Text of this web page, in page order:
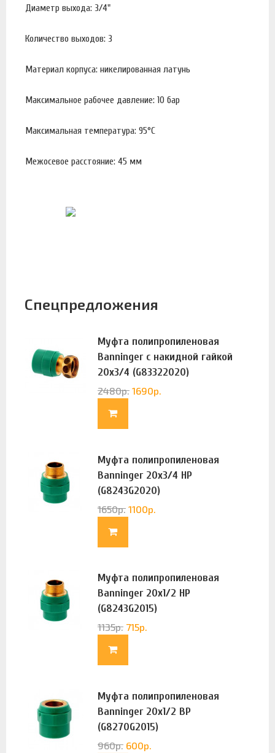
Диаметр выхода: 3/4"
Количество выходов: 3
Материал корпуса: никелированная латунь
Максимальное рабочее давление: 10 бар
Максимальная температура: 95°С
Межосевое расстояние: 45 мм
Спецпредложения
Муфта полипропиленовая
Banninger с накидной гайкой
20х3/4 (G83322020)
2480р. 1690р.
Муфта полипропиленовая
Banninger 20х3/4 НР
(G8243G2020)
1650р. 1100р.
Муфта полипропиленовая
Banninger 20х1/2 НР
(G8243G2015)
1135р. 715р.
Муфта полипропиленовая
Banninger 20х1/2 ВР
(G8270G2015)
960р. 600р.